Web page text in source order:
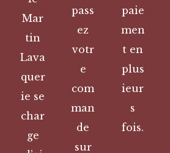
Mar
tin
Lava
quer
ie se
char
ge
pass
ez
votr
e
com
man
de
sur
paie
men
t en
plus
ieur
s
fois.